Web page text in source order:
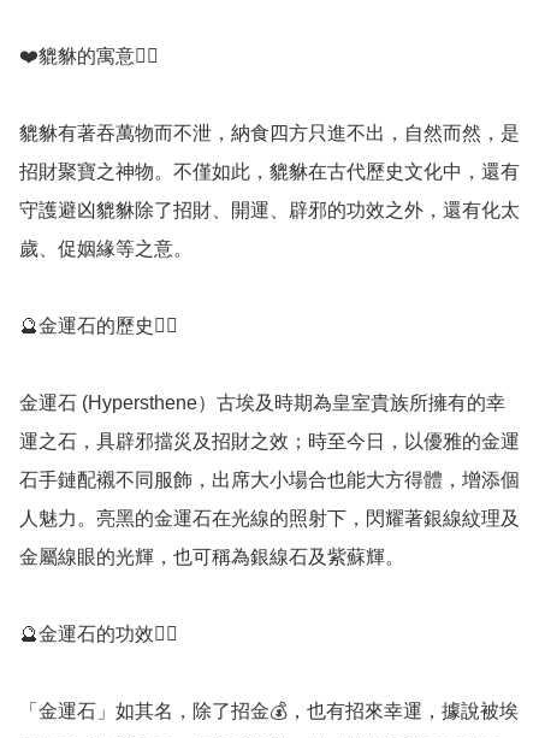
❤️貔貅的寓意💁‍♀️
貔貅有著吞萬物而不泄，納食四方只進不出，自然而然，是
招財聚寶之神物。不僅如此，貔貅在古代歷史文化中，還有
守護避凶貔貅除了招財、開運、辟邪的功效之外，還有化太
歲、促姻緣等之意。
🔮金運石的歷史💁‍♀️
金運石 (Hypersthene）古埃及時期為皇室貴族所擁有的幸
運之石，具辟邪擋災及招財之效；時至今日，以優雅的金運
石手鏈配襯不同服飾，出席大小場合也能大方得體，增添個
人魅力。亮黑的金運石在光線的照射下，閃耀著銀線紋理及
金屬線眼的光輝，也可稱為銀線石及紫蘇輝。
🔮金運石的功效💁‍♀️
「金運石」如其名，除了招金💰，也有招來幸運，據說被埃